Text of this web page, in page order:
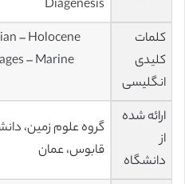
Diagenesis
کلمات
کلیدی
انگلیسی
– Holocene
– Marine
ارائه شده
از
دانشگاه
گروه علوم زمین،
قابوس، عمان